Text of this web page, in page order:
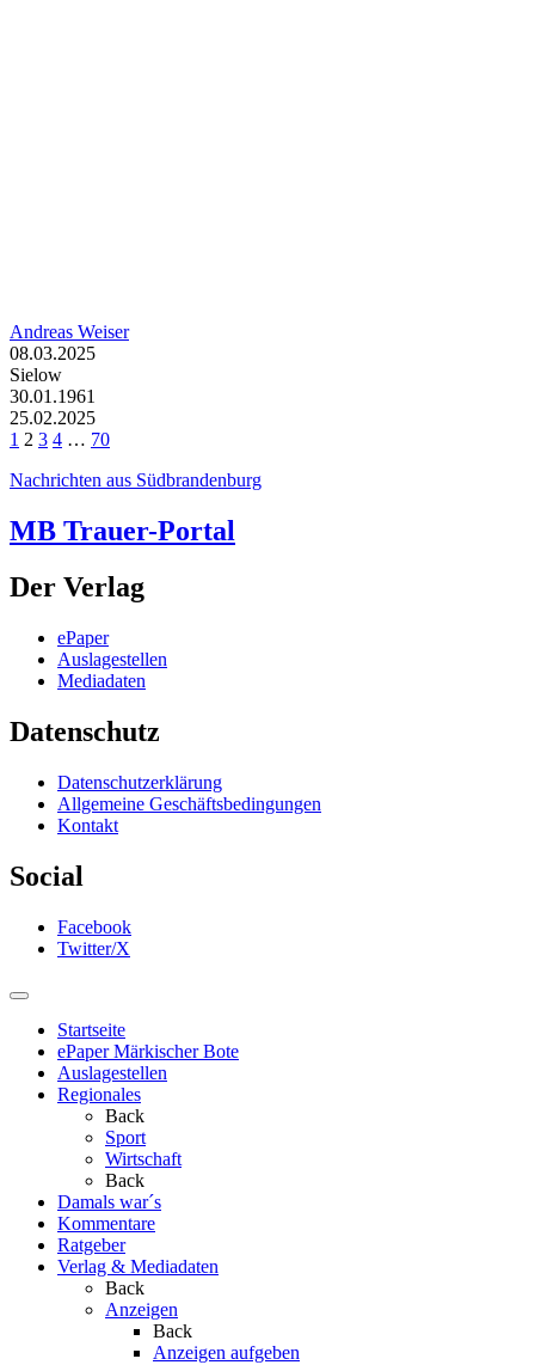
Andreas Weiser
08.03.2025
Sielow
30.01.1961
25.02.2025
1 2 3 4 … 70
Nachrichten aus Südbrandenburg
MB Trauer-Portal
Der Verlag
ePaper
Auslagestellen
Mediadaten
Datenschutz
Datenschutzerklärung
Allgemeine Geschäftsbedingungen
Kontakt
Social
Facebook
Twitter/X
Startseite
ePaper Märkischer Bote
Auslagestellen
Regionales
Back
Sport
Wirtschaft
Back
Damals war´s
Kommentare
Ratgeber
Verlag & Mediadaten
Back
Anzeigen
Back
Anzeigen aufgeben